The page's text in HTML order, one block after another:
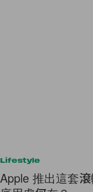
Lifestyle
Apple 推出這套